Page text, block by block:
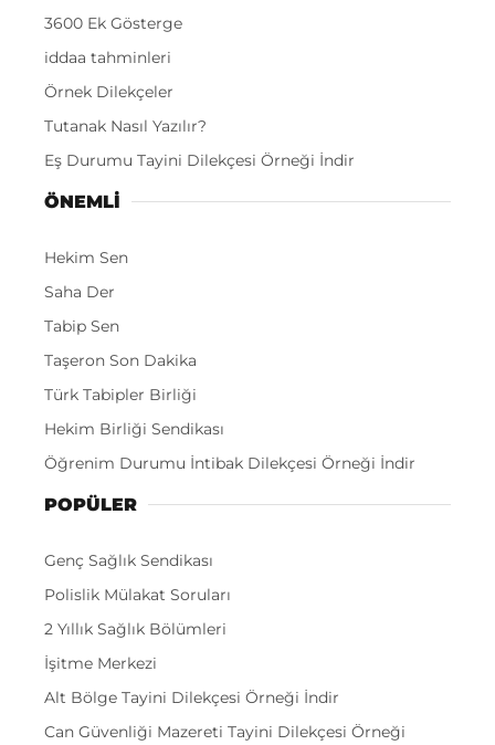
3600 Ek Gösterge
iddaa tahminleri
Örnek Dilekçeler
Tutanak Nasıl Yazılır?
Eş Durumu Tayini Dilekçesi Örneği İndir
ÖNEMLI
Hekim Sen
Saha Der
Tabip Sen
Taşeron Son Dakika
Türk Tabipler Birliği
Hekim Birliği Sendikası
Öğrenim Durumu İntibak Dilekçesi Örneği İndir
POPÜLER
Genç Sağlık Sendikası
Polislik Mülakat Soruları
2 Yıllık Sağlık Bölümleri
İşitme Merkezi
Alt Bölge Tayini Dilekçesi Örneği İndir
Can Güvenliği Mazereti Tayini Dilekçesi Örneği